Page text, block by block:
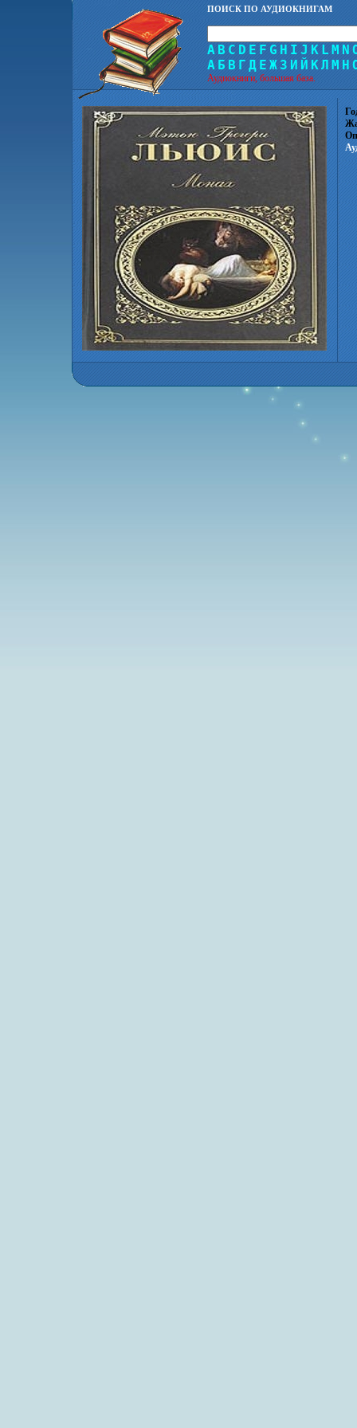
ПОИСК ПО АУДИОКНИГАМ
A B C D E F G H I J K L M N
А Б В Г Д Е Ж З И Й КЛ М Н
Аудиокниги, большая база.